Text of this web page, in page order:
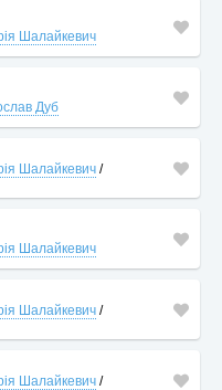
Шалайкевич
Дуб
Шалайкевич /
Шалайкевич
Шалайкевич /
Шалайкевич /